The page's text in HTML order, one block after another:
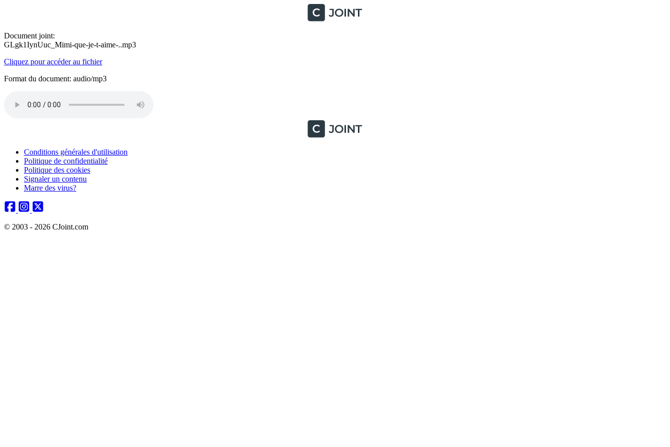
Document joint:
GLgk1IynUuc_Mimi-que-je-t-aime-..mp3
Cliquez pour accéder au fichier
Format du document: audio/mp3
Conditions générales d'utilisation
Politique de confidentialité
Politique des cookies
Signaler un contenu
Marre des virus?
© 2003 - 2026 CJoint.com